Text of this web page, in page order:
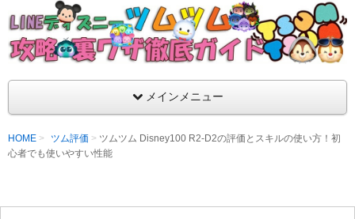
LINEディズニー ツムツム攻略・裏ワザ徹底
支持率No1！痒いところに手が届くツムツム攻略サイト！新ツ
ラ評価も丁寧に解説！ツムツムを120％楽しめるサイトを目指し
メインメニュー
HOME ツム評価
ツムツム Disney100 R2-D2の評価とスキルの使い方！初
心者でも使いやすい性能